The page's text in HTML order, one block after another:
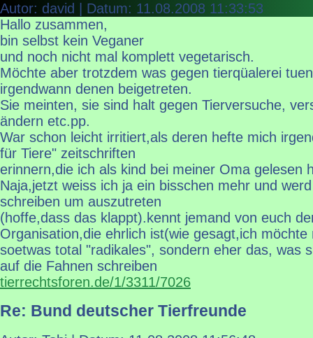
Autor: david | Datum: 11.08.2008 11:33:53
Hallo zusammen,
bin selbst kein Veganer
und noch nicht mal komplett vegetarisch.
Möchte aber trotzdem was gegen tierqüalerei
irgendwann denen beigetreten.
Sie meinten, sie sind halt gegen Tierversuche,
ändern etc.pp.
War schon leicht irritiert,als deren hefte mich
für Tiere" zeitschriften
erinnern,die ich als kind bei meiner Oma gelesen
Naja,jetzt weiss ich ja ein bisschen mehr und
schreiben um auszutreten
(hoffe,dass das klappt).kennt jemand von euch
Organisation,die ehrlich ist(wie gesagt,ich möchte
soetwas total "radikales", sondern eher das, was
auf die Fahnen schreiben
tierrechtsforen.de/1/3311/7026
Re: Bund deutscher Tierfreunde